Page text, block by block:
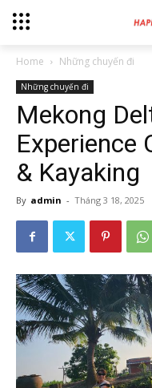
Home Những chuyến đi
Những chuyến đi
Mekong
Experience
& Kayaking
By admin - Tháng 3 18, 2025